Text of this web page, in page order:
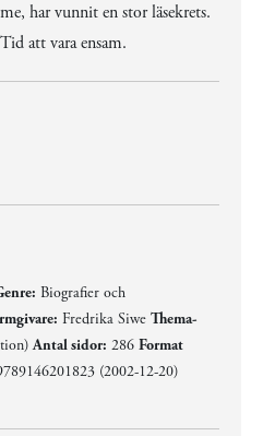
har vunnit en stor läsekrets.
att vara ensam.
Biografier och
Fredrika Siwe Thema-
Antal sidor: 286 Format
(2002-12-20)